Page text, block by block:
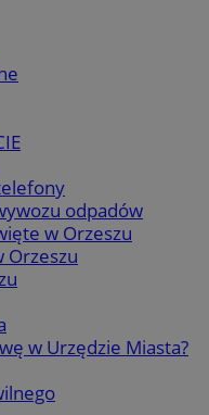
odpadów
w Orzeszu
Orzeszu
w Urzędzie Miasta?